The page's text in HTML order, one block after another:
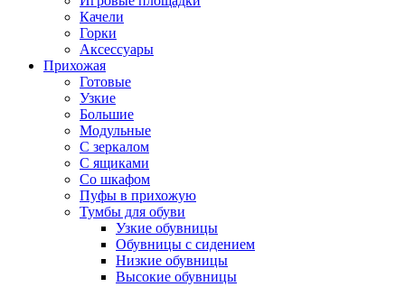
Качели
Горки
Аксессуары
Прихожая
Готовые
Узкие
Большие
Модульные
С зеркалом
С ящиками
Со шкафом
Пуфы в прихожую
Тумбы для обуви
Узкие обувницы
Обувницы с сидением
Низкие обувницы
Высокие обувницы